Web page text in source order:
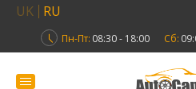
UK RU
Пн-Пт: 08:30 - 18:00 Сб: